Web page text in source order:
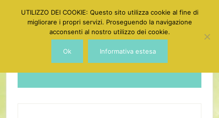
Dotgirl
UTILIZZO DEI COOKIE: Questo sito utilizza cookie al fine di
migliorare i propri servizi. Proseguendo la navigazione
acconsenti al nostro utilizzo dei cookie.
Ok Informativa estesa